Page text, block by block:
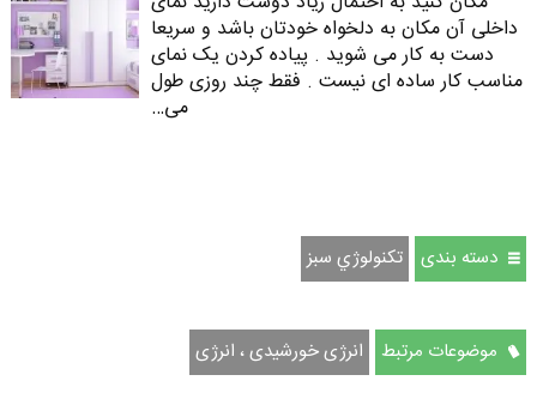
داخلی آن مکان به دلخواه خودتان باشد و سریعا
دست به کار می شوید . پیاده کردن یک نمای
مناسب کار ساده ای نیست . فقط چند روزی طول
می…
دسته بندی تكنولوژي سبز
موضوعات مرتبط انرژی خورشیدی ، انرژی